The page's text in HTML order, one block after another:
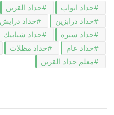
حداد ابواب حداد القرين
حداد درابزين
حداد درايش
حداد سبره
حداد شبابيك
حداد عام
حداد مظلات
معلم حداد القرين